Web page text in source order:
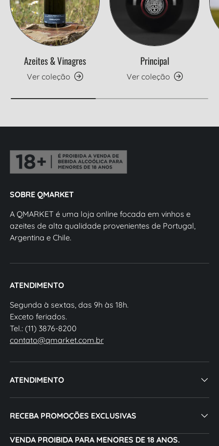
Azeites & Vinagres
Ver coleção
Principal
Ver coleção
SOBRE QMARKET
A QMARKET é uma loja online focada em vinhos e
azeites de alta qualidade provenientes de Portugal,
Argentina e Chile.
ATENDIMENTO
Segunda à sextas, das 9h às 18h.
Exceto feriados.
Tel.: (11) 3876-8200
contato@qmarket.com.br
ATENDIMENTO
RECEBA PROMOÇÕES EXCLUSIVAS
VENDA PROIBIDA PARA MENORES DE 18 ANOS.